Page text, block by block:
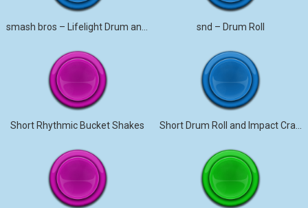
snd – Drum Roll
Short Rhythmic Bucket Shakes